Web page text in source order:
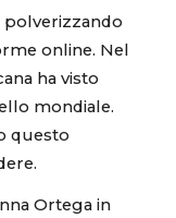
polverizzando
online. Nel
ha visto
mondiale.
questo
Ortega in